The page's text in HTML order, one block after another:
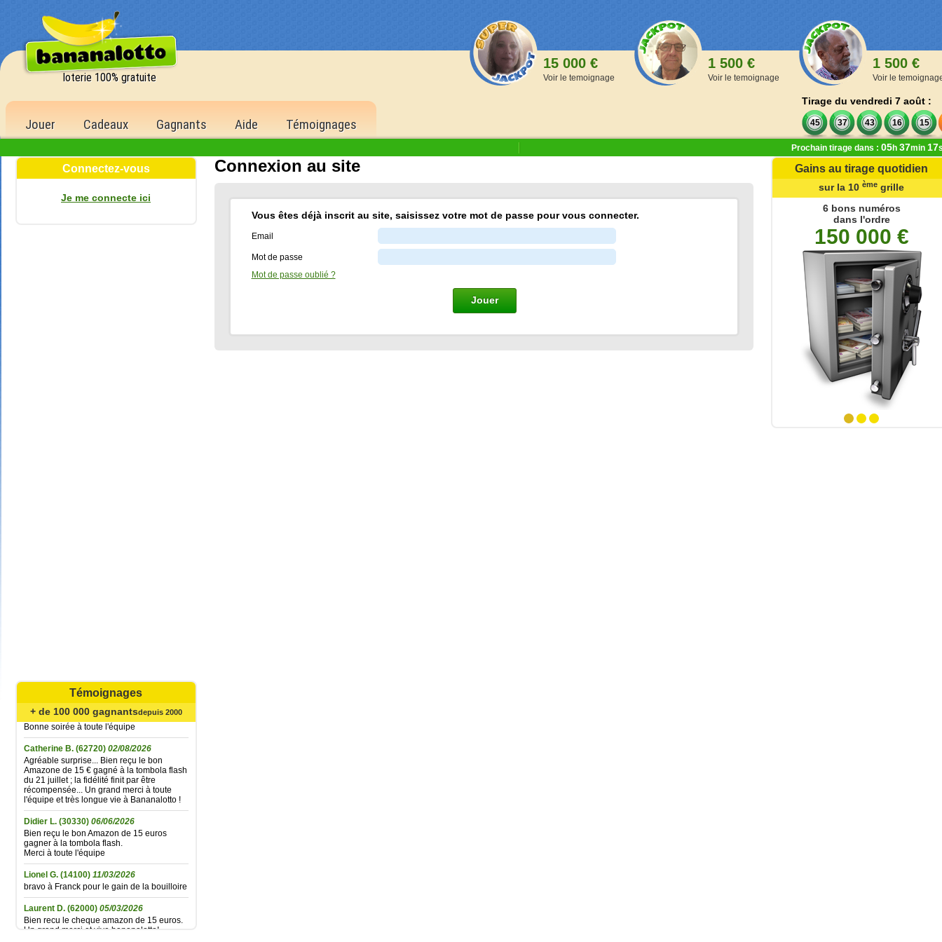
loterie 100% gratuite
15 000 €
Voir le temoignage
1 500 €
Voir le temoignage
1 500 €
Voir le
Jouer Cadeaux Gagnants Aide Témoignages
Tirage du vendredi 7 août :
45 37 43 16 15
Prochain tirage dans : 05h 37min 17
Connectez-vous
Je me connecte ici
Témoignages
+ de 100 000 gagnantsdepuis 2000
Bonjour
un grand merci pour l'envoi des 15 €
amazon gagné à la tombola flash du
30/06/2026
Bonne soirée à toute l'équipe
Catherine B. (62720) 02/08/2026
Agréable surprise... Bien reçu le bon
Amazone de 15 € gagné à la tombola flash
du 21 juillet ; la fidélité finit par être
récompensée... Un grand merci à toute
l'équipe et très longue vie à Bananalotto !
Didier L. (30330) 06/06/2026
Bien reçu le bon Amazon de 15 euros
gagner à la tombola flash.
Merci à toute l'équipe
Lionel G. (14100) 11/03/2026
bravo à Franck pour le gain de la bouilloire
Laurent D. (62000) 05/03/2026
Bien recu le cheque amazon de 15 euros.
Un grand merci et vive bananalotto!
Connexion au site
Vous êtes déjà inscrit au site, saisissez votre mot de passe pour vous connecter.
Email
Mot de passe
Mot de passe oublié ?
Jouer
Gains au tirage quotidien
6 bons numéros
500 points
5 bons numéros
25 points
sur la 10 ème grille
6 bons numéros
dans l'ordre
150 000 €